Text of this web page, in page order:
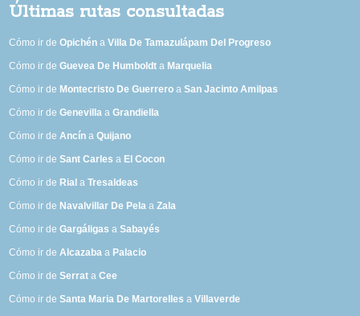
Últimas rutas consultadas
Cómo ir deOpichén aVilla De Tamazulápam Del Progreso
Cómo ir deGuevea De Humboldt a Marquelia
Cómo ir de Montecristo De Guerrero aSan Jacinto Amilpas
Cómo ir deGenevilla aGrandiella
Cómo ir deAncín aQuijano
Cómo ir deSant Carles a El Cocon
Cómo ir de Rial aTresaldeas
Cómo ir de Navalvillar De Pela aZala
Cómo ir deGargáligas aSabayés
Cómo ir deAlcazaba a Palacio
Cómo ir deSerrat aCee
Cómo ir deSanta Maria De Martorelles aVillaverde